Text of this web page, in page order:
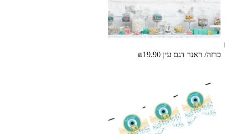
כרזה/ ראנר דגם עין ₪19.90